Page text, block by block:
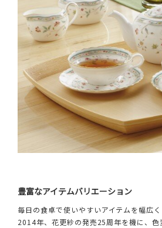
豊富なアイテムバリエーション
毎日の食卓で使いやすいアイテムを幅広く
2014年、花更紗の発売25周年を機に、色